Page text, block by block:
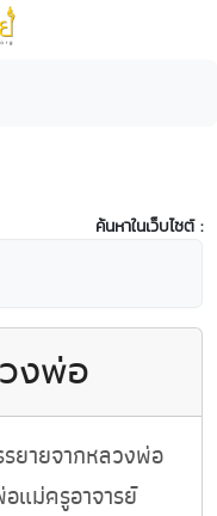
ค้นหาในเว็บไซต์ :
งพ่อ
ยายจากหลวงพ่อ
แม่ครูอาจารย์